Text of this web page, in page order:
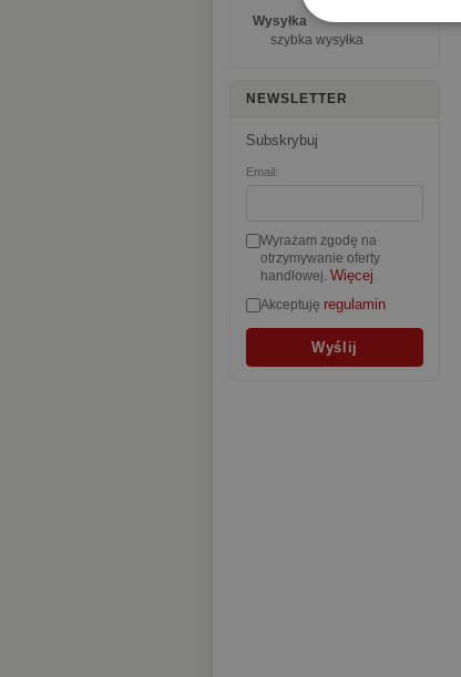
Wysyłka
szybka wysyłka
NEWSLETTER
Subskrybuj
Email:
Wyrażam zgodę na
otrzymywanie oferty
handlowej. Więcej
Akceptuję regulamin